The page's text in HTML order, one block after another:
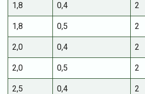
1,8 0,4 2
1,8 0,5 2
2,0 0,4 2
2,0 0,5 2
2,5 0,4 2